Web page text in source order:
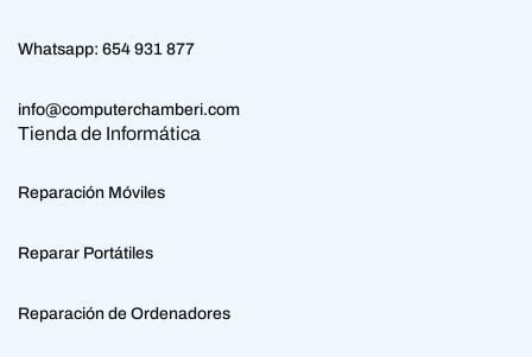
Whatsapp: 654 931 877
info@computerchamberi.com
Tienda de Informática
Reparación Móviles
Reparar Portátiles
Reparación de Ordenadores